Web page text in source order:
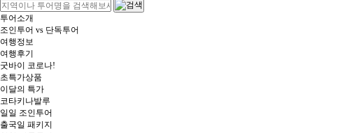
투어소개
조인투어 vs 단독투어
여행정보
여행후기
굿바이 코로나!
초특가상품
이달의 특가
코타키나발루
일일 조인투어
출국일 패키지